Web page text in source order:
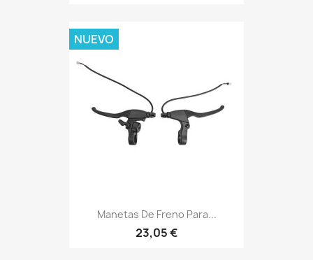
Manetas De Freno Para...
23,05 €
NUEVO